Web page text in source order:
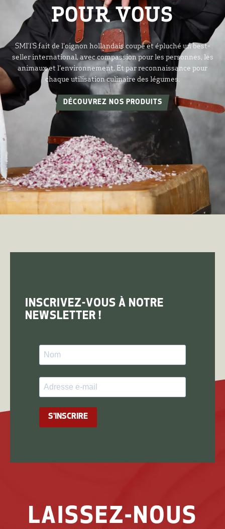
POUR VOUS
SMITS fait de l'oignon hollandais coupé et épluché un best-
seller international, avec compassion pour les personnes, les
animaux et l'environnement. Et par reconnaissance pour
chaque utilisation culinaire des légumes.
DÉCOUVREZ NOS PRODUITS
INSCRIVEZ-VOUS À NOTRE
NEWSLETTER !
S'INSCRIRE
LAISSEZ-NOUS